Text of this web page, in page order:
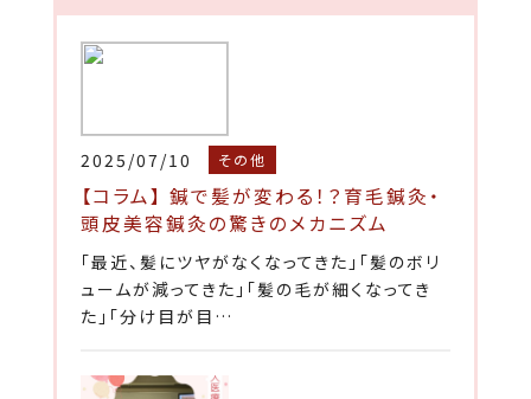
2025/07/10 その他
【コラム】 鍼で髪が変わる！？育毛鍼灸・
頭皮美容鍼灸の驚きのメカニズム
「最近、髪にツヤがなくなってきた」「髪のボリ
ュームが減ってきた」「髪の毛が細くなってき
た」「分け目が目…